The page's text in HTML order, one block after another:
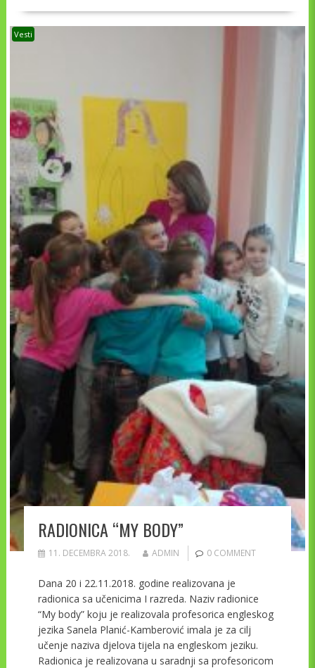
Vesti
RADIONICA “MY BODY”
11. DECEMBRA 2018. ADMIN 0 COMMENT
Dana 20 i 22.11.2018. godine realizovana je
radionica sa učenicima I razreda. Naziv radionice
“My body” koju je realizovala profesorica engleskog
jezika Sanela Planić-Kamberović imala je za cilj
učenje naziva djelova tijela na engleskom jeziku.
Radionica je realizovana u saradnji sa profesoricom